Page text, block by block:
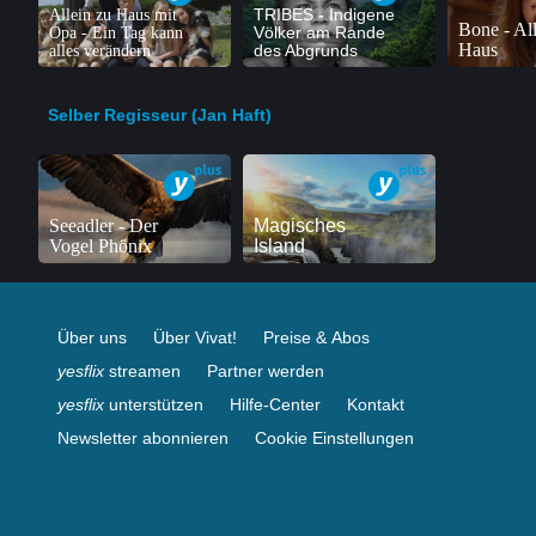
Allein zu Haus mit
Opa - Ein Tag kann
alles verändern
TRIBES - Indigene
Völker am Rande
des Abgrunds
Bone -
Haus
Selber Regisseur (Jan Haft)
Seeadler - Der
Vogel Phönix
Magisches
Island
Über uns Über Vivat!
Preise & Abos
yesflix streamen
Partner werden
yesflix unterstützen Hilfe-Center
Kontakt
Newsletter abonnieren
Cookie Einstellungen